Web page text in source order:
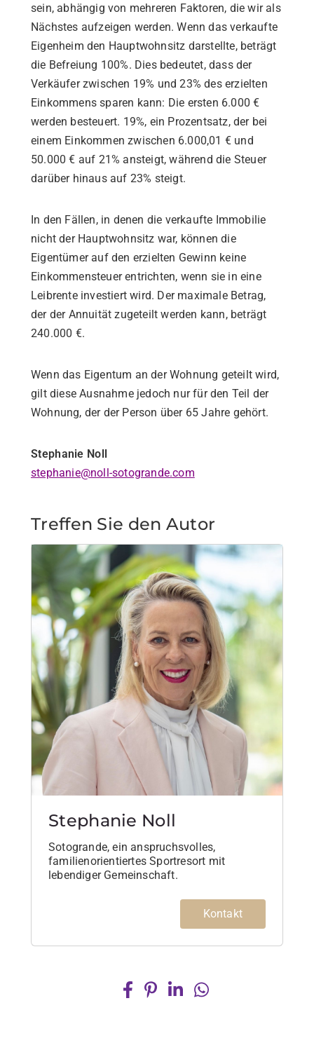
sein, abhängig von mehreren Faktoren, die wir als
Nächstes aufzeigen werden. Wenn das verkaufte
Eigenheim den Hauptwohnsitz darstellte, beträgt
die Befreiung 100%. Dies bedeutet, dass der
Verkäufer zwischen 19% und 23% des erzielten
Einkommens sparen kann: Die ersten 6.000 €
werden besteuert. 19%, ein Prozentsatz, der bei
einem Einkommen zwischen 6.000,01 € und
50.000 € auf 21% ansteigt, während die Steuer
darüber hinaus auf 23% steigt.
In den Fällen, in denen die verkaufte Immobilie
nicht der Hauptwohnsitz war, können die
Eigentümer auf den erzielten Gewinn keine
Einkommensteuer entrichten, wenn sie in eine
Leibrente investiert wird. Der maximale Betrag,
der der Annuität zugeteilt werden kann, beträgt
240.000 €.
Wenn das Eigentum an der Wohnung geteilt wird,
gilt diese Ausnahme jedoch nur für den Teil der
Wohnung, der der Person über 65 Jahre gehört.
Stephanie Noll
stephanie@noll-sotogrande.com
Treffen Sie den Autor
Stephanie Noll
Sotogrande, ein anspruchsvolles,
familienorientiertes Sportresort mit
lebendiger Gemeinschaft.
Kontakt